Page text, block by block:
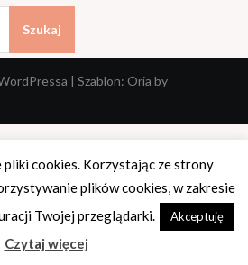
| Szablon: Oria by
cookies. Korzystając ze strony
plików cookies, w zakresie
Twojej przeglądarki.
Akceptuję
Czytaj więcej